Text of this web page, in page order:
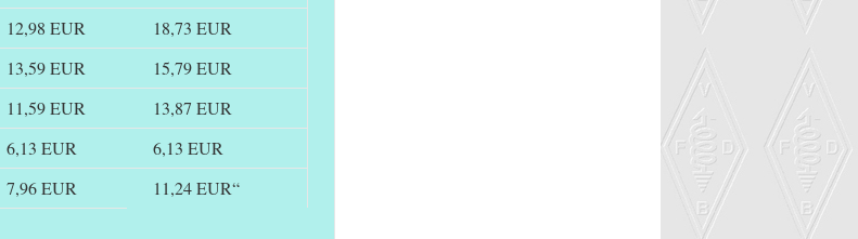
12,98 EUR
18,73 EUR
13,59 EUR
15,79 EUR
11,59 EUR
13,87 EUR
6,13 EUR
6,13 EUR
7,96 EUR
11,24 EUR“